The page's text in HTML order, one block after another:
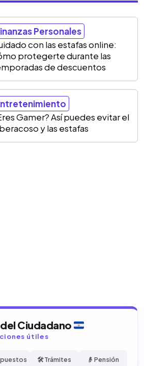
Personales
con las estafas online:
protegerte durante las
de descuentos
Gamer? Así puedes evitar el
y las estafas
Ciudadano
útiles
🛠️ Trámites 👴 Pensión